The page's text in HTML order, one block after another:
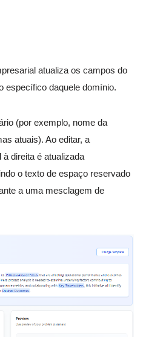
atualiza os campos do
específico daquele domínio.
(por exemplo, nome da
atuais). Ao editar, a
direita é atualizada
o texto de espaço reservado
a uma mesclagem de